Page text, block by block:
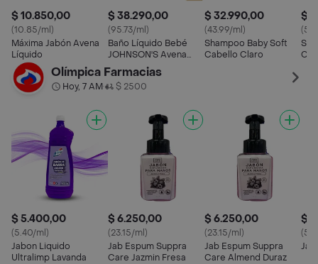
$ 10.850,00
(10.85/ml)
Máxima Jabón Avena
Líquido
$ 38.290,00
(95.73/ml)
Baño Líquido Bebé
JOHNSON'S Avena
400 ML
$ 32.990,00
(43.99/ml)
Shampoo Baby Soft
Cabello Claro
$
Olímpica Farmacias
Hoy, 7 AM• $ 2500
$ 5.400,00
(5.40/ml)
Jabon Liquido
Ultralimp Lavanda
$ 6.250,00
(23.15/ml)
Jab Espum Suppra
Care Jazmin Fresa
$ 6.250,00
(23.15/ml)
Jab Espum Suppra
Care Almend Duraz
$
Jab